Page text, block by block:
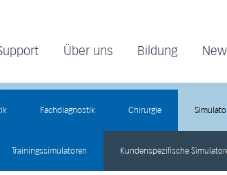
Über uns Bildung
Fachdiagnostik Chirurgie
Trainingssimulatoren Kundenspezifische